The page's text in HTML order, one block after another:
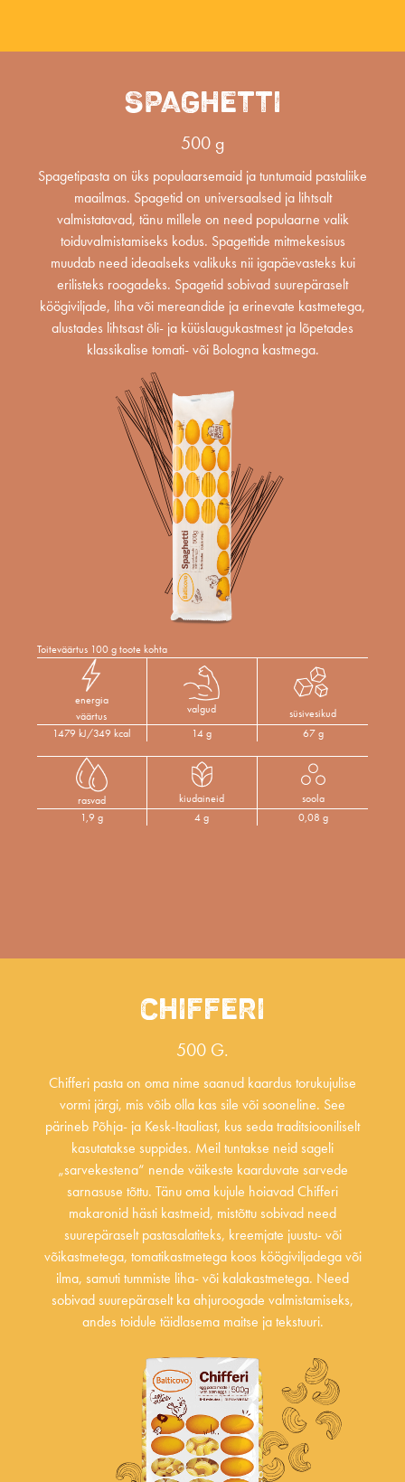
SPAGHETTI
500 g
Spagetipasta on üks populaarsemaid ja tuntumaid pastaliike
maailmas. Spagetid on universaalsed ja lihtsalt
valmistatavad, tänu millele on need populaarne valik
toiduvalmistamiseks kodus. Spagettide mitmekesisus
muudab need ideaalseks valikuks nii igapäevasteks kui
erilisteks roogadeks. Spagetid sobivad suurepäraselt
köögiviljade, liha või mereandide ja erinevate kastmetega,
alustades lihtsast õli- ja küüslaugukastmest ja lõpetades
klassikalise tomati- või Bologna kastmega.
Toiteväärtus 100 g toote kohta
energia
väärtus
valgud
süsivesikud
1479 kJ/349 kcal
14 g 67 g
rasvad kiudaineid
soola
1,9 g
4 g 0,08 g
CHIFFERI
500 G.
Chifferi pasta on oma nime saanud kaardus torukujulise
vormi järgi, mis võib olla kas sile või sooneline. See
pärineb Põhja- ja Kesk-Itaaliast, kus seda traditsiooniliselt
kasutatakse suppides. Meil tuntakse neid sageli
„sarvekestena“ nende väikeste kaarduvate sarvede
sarnasuse tõttu. Tänu oma kujule hoiavad Chifferi
makaronid hästi kastmeid, mistõttu sobivad need
suurepäraselt pastasalatiteks, kreemjate juustu- või
võikastmetega, tomatikastmetega koos köögiviljadega või
ilma, samuti tummiste liha- või kalakastmetega. Need
sobivad suurepäraselt ka ahjuroogade valmistamiseks,
andes toidule täidlasema maitse ja tekstuuri.